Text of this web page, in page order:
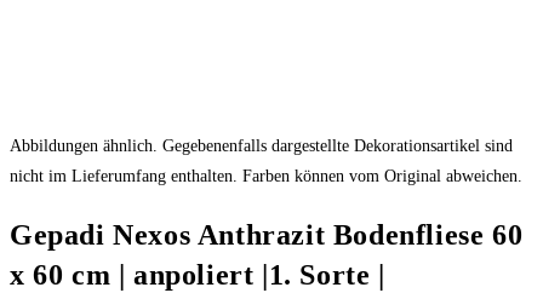
Abbildungen ähnlich. Gegebenenfalls dargestellte Dekorationsartikel sind
nicht im Lieferumfang enthalten. Farben können vom Original abweichen.
Gepadi Nexos Anthrazit Bodenfliese 60
x 60 cm | anpoliert |1. Sorte |